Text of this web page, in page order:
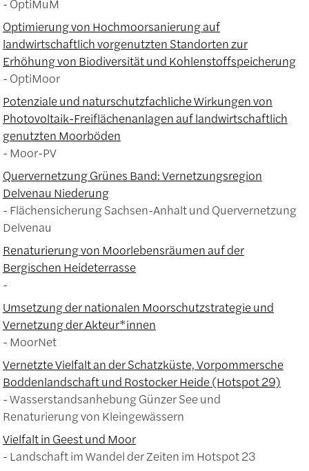
OptiMuM
Optimierung von Hochmoorsanierung auf
landwirtschaftlich vorgenutzten Standorten zur
Erhöhung von Biodiversität und Kohlenstoffspeicherung
OptiMoor
Potenziale und naturschutzfachliche Wirkungen von
Photovoltaik-Freiflächenanlagen auf landwirtschaftlich
genutzten Moorböden
Moor-PV
Quervernetzung Grünes Band: Vernetzungsregion
Delvenau Niederung
Flächensicherung Sachsen-Anhalt und Quervernetzung
Delvenau
Renaturierung von Moorlebensräumen auf der
Bergischen Heideterrasse
Umsetzung der nationalen Moorschutzstrategie und
Vernetzung der Akteur*innen
MoorNet
Vernetzte Vielfalt an der Schatzküste, Vorpommersche
Boddenlandschaft und Rostocker Heide (Hotspot 29)
Wasserstandsanhebung Günzer See und
Renaturierung von Kleingewässern
Vielfalt in Geest und Moor
Landschaft im Wandel der Zeiten im Hotspot 23